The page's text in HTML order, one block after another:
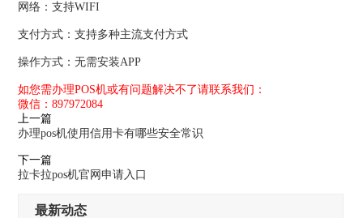
网络：支持WIFI
支付方式：支持多种主流支付方式
操作方式：无需安装APP
如您需办理POS机或有问题解决不了请联系我们：
微信：897972084
上一篇
办理pos机使用信用卡有哪些安全常识
下一篇
拉卡拉pos机官网申请入口
最新动态